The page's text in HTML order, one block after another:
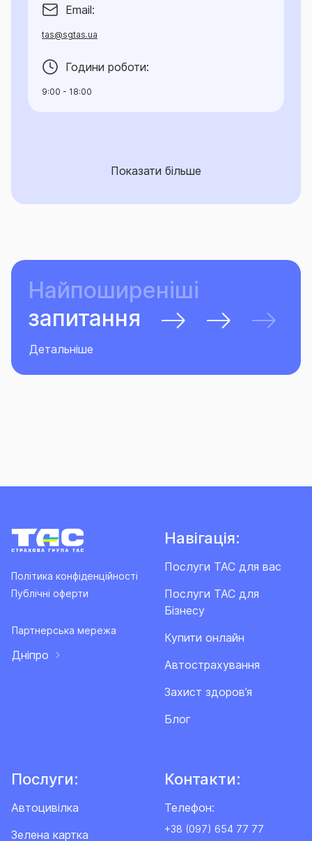
Email:
tas@sgtas.ua
Години роботи:
9:00 - 18:00
Показати більше
Найпоширеніші
запитання
Детальніше
Політика конфіденційності
Публічні оферти
Партнерська мережа
Дніпро
Навігація:
Послуги ТАС для вас
Послуги ТАС для
Бізнесу
Купити онлайн
Автострахування
Захист здоров’я
Блог
Послуги:
Автоцивілка
Зелена картка
Контакти:
Телефон:
+38 (097) 654 77 77